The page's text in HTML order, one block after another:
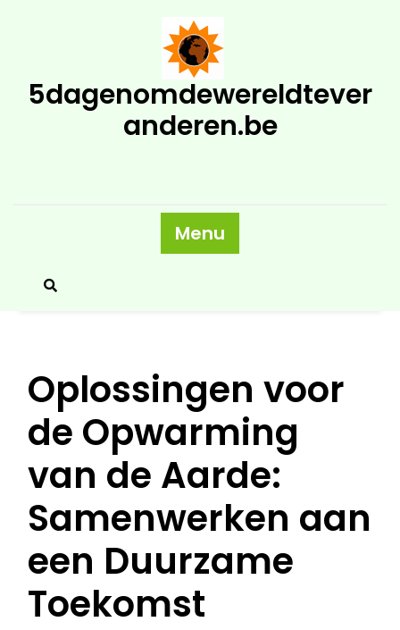
5dagenomdewereldtever
anderen.be
Menu
Oplossingen voor
de Opwarming
van de Aarde:
Samenwerken aan
een Duurzame
Toekomst